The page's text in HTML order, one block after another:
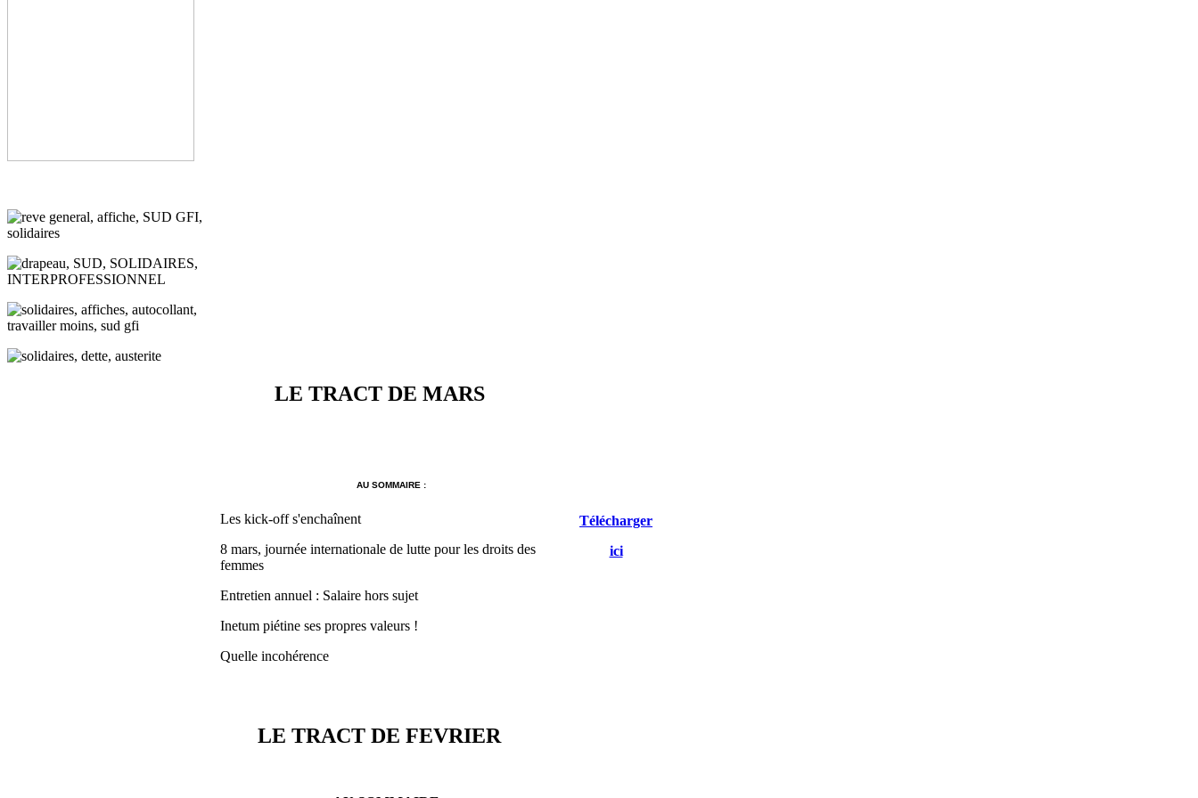
LE TRACT DE MARS
AU SOMMAIRE :
Les kick-off s'enchaînent
8 mars, journée internationale de lutte pour les droits des
femmes
Entretien annuel : Salaire hors sujet
Inetum piétine ses propres valeurs !
Quelle incohérence
Télécharger
ici
LE TRACT DE FEVRIER